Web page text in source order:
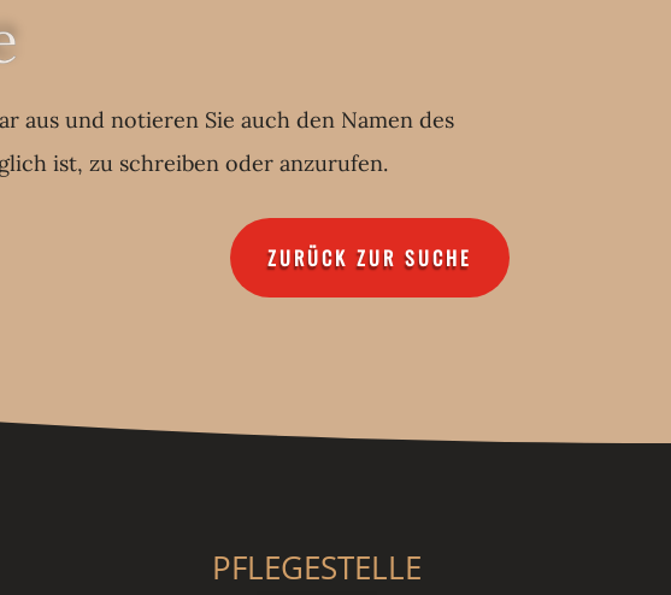
aus und notieren Sie auch den Namen des
ist, zu schreiben oder anzurufen.
ZURÜCK ZUR SUCHE
PFLEGESTELLE